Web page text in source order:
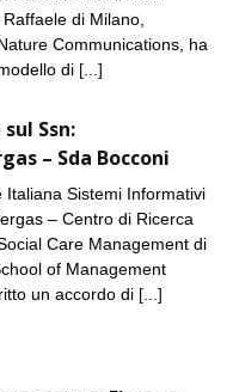
di Milano,
Communications, ha
di [...]
Ssn:
– Sda Bocconi
Italiana Sistemi Informativi
– Centro di Ricerca
Care Management di
of Management
un accordo di [...]